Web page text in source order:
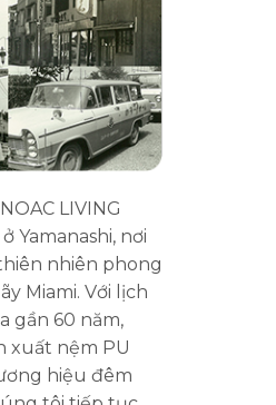
LIVING
Yamanashi, nơi
nhiên phong
Miami. Với lịch
gần 60 năm,
xuất nệm PU
hiệu đêm